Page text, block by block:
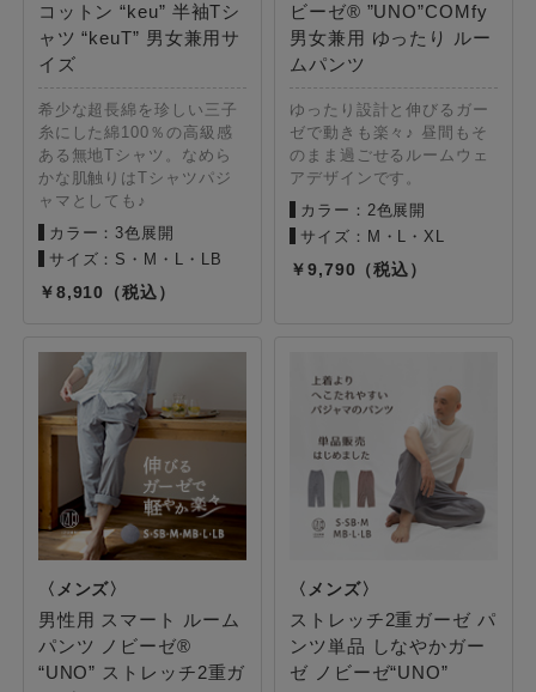
コットン “keu” 半袖Tシ
ャツ “keuT” 男女兼用サ
イズ
希少な超長綿を珍しい三子
糸にした綿100％の高級感
ある無地Tシャツ。なめら
かな肌触りはTシャツパジ
ャマとしても♪
カラー：3色展開
サイズ：S・M・L・LB
8,910
ビーゼ® ”UNO”COMfy
男女兼用 ゆったり ルー
ムパンツ
ゆったり設計と伸びるガー
ゼで動きも楽々♪ 昼間もそ
のまま過ごせるルームウェ
アデザインです。
カラー：2色展開
サイズ：M・L・XL
9,790
男性用 スマート ルーム
パンツ ノビーゼ®
“UNO” ストレッチ2重ガ
ストレッチ2重ガーゼ パ
ンツ単品 しなやかガー
ゼ ノビーゼ“UNO”